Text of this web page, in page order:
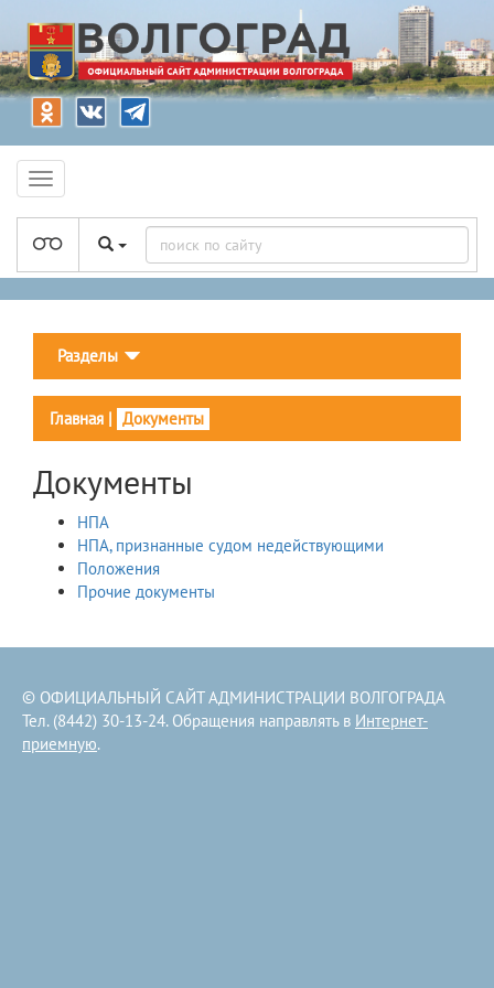
Разделы
Главная | Документы
Документы
НПА
НПА, признанные судом недействующими
Положения
Прочие документы
© ОФИЦИАЛЬНЫЙ САЙТ АДМИНИСТРАЦИИ ВОЛГОГРАДА
Тел. (8442) 30-13-24. Обращения направлять в Интернет-
приемную.